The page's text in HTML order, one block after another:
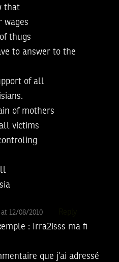
that
wages
thugs
to answer to the
of all
of mothers
victims
12/08/2010
: Irra2isss ma fi
que j’ai adressé